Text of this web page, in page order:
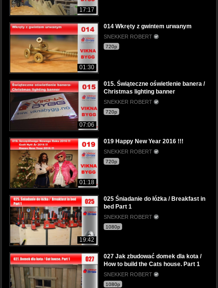
17:17
01:30
014 Wkręty z gwintem urwanym
SNEKKER ROBERT
720p
07:06
015. Świąteczne oświetlenie banera /
Christmas lighting banner
SNEKKER ROBERT
720p
01:18
019 Happy New Year 2016 !!!
SNEKKER ROBERT
720p
19:42
025 Śniadanie do łóżka / Breakfast in
bed Part 1
SNEKKER ROBERT
1080p
027 Jak zbudować domek dla kota /
How to build the Cats house. Part 1
SNEKKER ROBERT
1080p